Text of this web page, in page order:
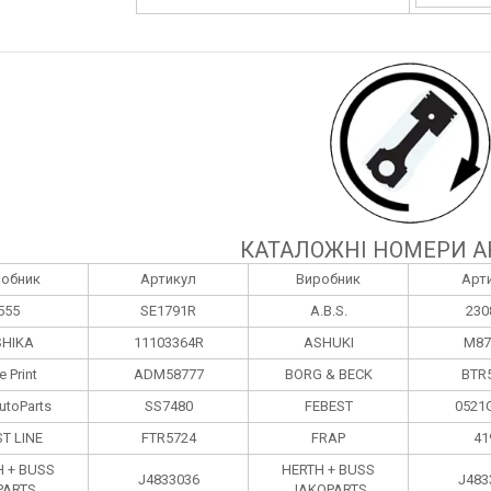
КАТАЛОЖНІ НОМЕРИ
Артикул Виробник
SE1791R A.B.S.
11103364R ASHUKI
Print
ADM58777 BORG & BECK
SS7480 FEBEST
LINE
FTR5724 FRAP
+ BUSS
J4833036
HERTH + BUSS